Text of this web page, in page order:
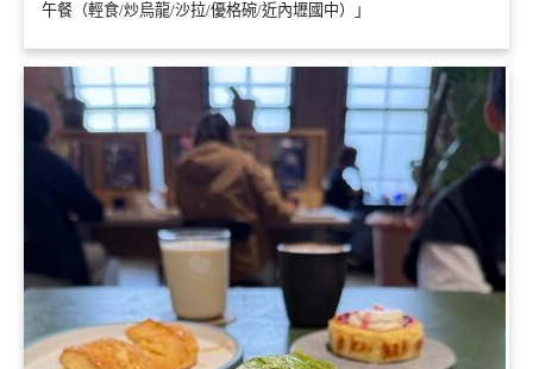
午餐（輕食/炒烏龍/沙拉/優格碗/近內壢國中）」